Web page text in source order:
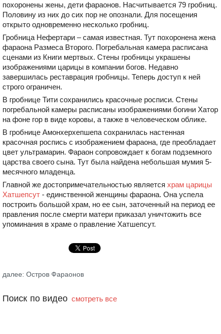
похоронены жены, дети фараонов. Насчитывается 79 гробниц.
Половину из них до сих пор не опознали. Для посещения
открыто одновременно несколько гробниц.
Гробница Нефертари – самая известная. Тут похоронена жена
фараона Размеса Второго. Погребальная камера расписана
сценами из Книги мертвых. Стены гробницы украшены
изображениями царицы в компании богов. Недавно
завершилась реставрация гробницы. Теперь доступ к ней
строго ограничен.
В гробнице Тити сохранились красочные росписи. Стены
погребальной камеры расписаны изображениями богини Хатор
на фоне гор в виде коровы, а также в человеческом облике.
В гробнице Амонхерхепшепа сохранилась настенная
красочная роспись с изображением фараона, где преобладает
цвет ультрамарин. Фараон сопровождает к богам подземного
царства своего сына. Тут была найдена небольшая мумия 5-
месячного младенца.
Главной же достопримечательностью является храм царицы
Хатшепсут - единственной женщины фараона. Она успела
построить большой храм, но ее сын, заточенный на период ее
правления после смерти матери приказал уничтожить все
упоминания в храме о правление Хатшепсут.
далее: Остров Фараонов
Поиск по видео смотреть все